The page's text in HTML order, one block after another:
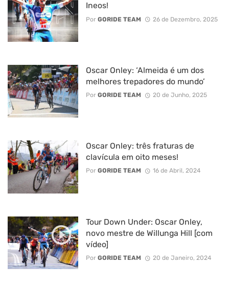
Ineos!
Por GORIDE TEAM 26 de Dezembro, 2025
Oscar Onley: ‘Almeida é um dos
melhores trepadores do mundo’
Por GORIDE TEAM 20 de Junho, 2025
Oscar Onley: três fraturas de
clavícula em oito meses!
Por GORIDE TEAM 16 de Abril, 2024
Tour Down Under: Oscar Onley,
novo mestre de Willunga Hill [com
vídeo]
Por GORIDE TEAM 20 de Janeiro, 2024